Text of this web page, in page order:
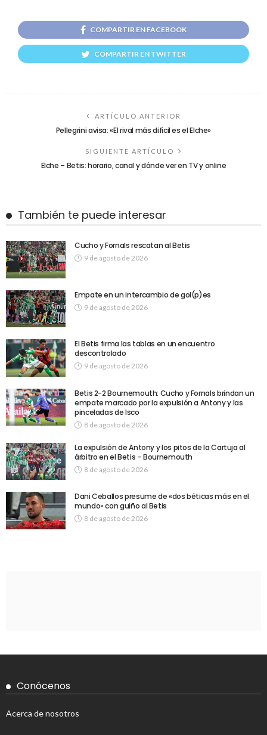
COMPARTIR EN FACEBOOK
COMPARTIR EN TWITTER
ARTÍCULO ANTERIOR
Pellegrini avisa: «El rival más difícil es el Elche»
SIGUIENTE ARTÍCULO
Elche – Betis: horario, canal y dónde ver en TV y online
También te puede interesar
Cucho y Fornals rescatan al Betis
9 de agosto de 2026
Empate en un intercambio de gol(p)es
9 de agosto de 2026
El Betis firma las tablas en un encuentro
descontrolado
9 de agosto de 2026
Betis 2-2 Bournemouth: Cucho y Fornals brindan un
empate marcado por la expulsión a Antony y las
pinceladas de Isco
8 de agosto de 2026
La expulsión de Antony y los pitos de la Cartuja al
árbitro en el Betis – Bournemouth
8 de agosto de 2026
Dani Ceballos presume de «dos béticas más en el
mundo» con guiño al Betis
8 de agosto de 2026
Conócenos
Acerca de nosotros